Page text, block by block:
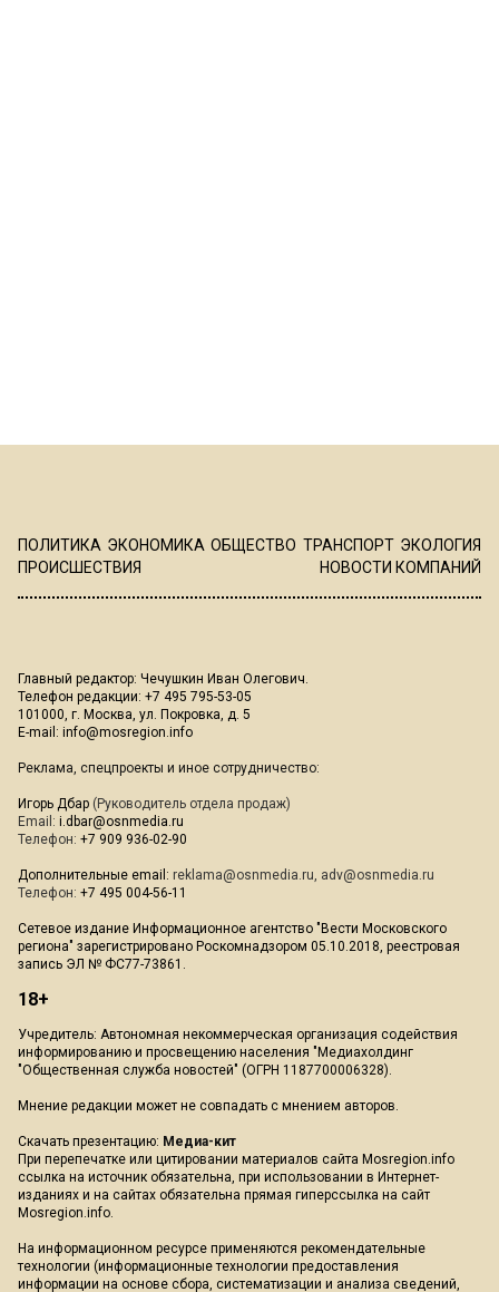
ПОЛИТИКА ЭКОНОМИКА ОБЩЕСТВО ТРАНСПОРТ ЭКОЛОГИЯ
ПРОИСШЕСТВИЯ
НОВОСТИ КОМПАНИЙ
Главный редактор: Чечушкин Иван Олегович.
Телефон редакции: +7 495 795-53-05
101000, г. Москва, ул. Покровка, д. 5
E-mail: info@mosregion.info
Реклама, спецпроекты и иное сотрудничество:
Игорь Дбар (Руководитель отдела продаж)
Email: i.dbar@osnmedia.ru
Телефон: +7 909 936-02-90
Дополнительные email: reklama@osnmedia.ru, adv@osnmedia.ru
Телефон: +7 495 004-56-11
Сетевое издание Информационное агентство "Вести Московского
региона" зарегистрировано Роскомнадзором 05.10.2018, реестровая
запись ЭЛ № ФС77-73861.
18+
Учредитель: Автономная некоммерческая организация содействия
информированию и просвещению населения "Медиахолдинг
"Общественная служба новостей" (ОГРН 1187700006328).
Мнение редакции может не совпадать с мнением авторов.
Скачать презентацию: Медиа-кит
При перепечатке или цитировании материалов сайта Mosregion.info
ссылка на источник обязательна, при использовании в Интернет-
изданиях и на сайтах обязательна прямая гиперссылка на сайт
Mosregion.info.
На информационном ресурсе применяются рекомендательные
технологии (информационные технологии предоставления
информации на основе сбора, систематизации и анализа сведений,